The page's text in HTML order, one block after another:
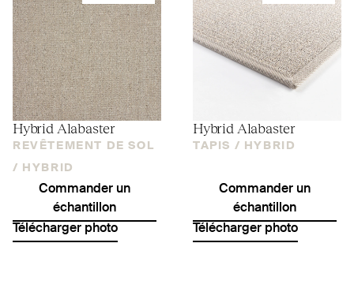
Hybrid Alabaster
REVÊTEMENT DE SOL
/
HYBRID
Commander un
échantillon
Télécharger photo
Hybrid Alabaster
TAPIS / HYBRID
Commander un
échantillon
Télécharger photo